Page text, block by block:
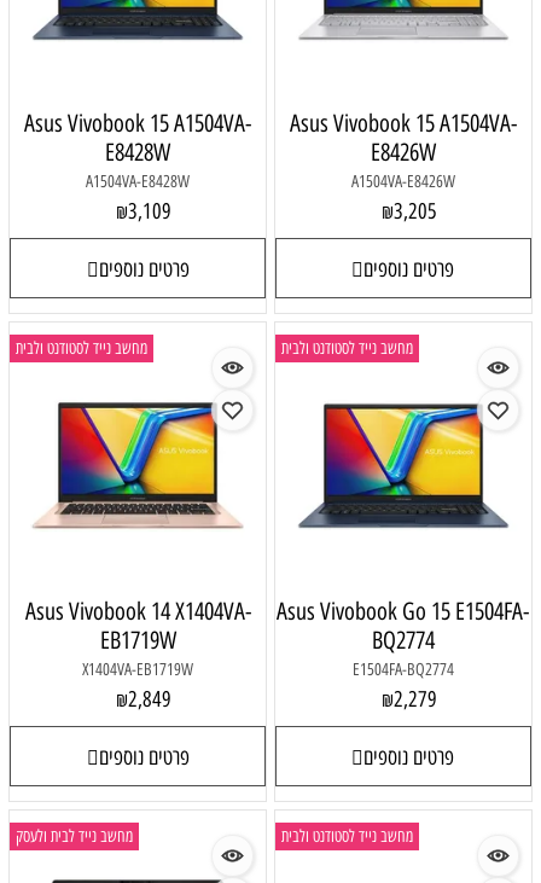
Asus Vivobook 15 A1504VA-
E8426W
A1504VA-E8426W
₪3,205
פרטים נוספים
Asus Vivobook 15 A1504VA-
E8428W
A1504VA-E8428W
₪3,109
פרטים נוספים
מחשב נייד לסטודנט ולבית
Asus Vivobook Go 15 E1504FA-
BQ2774
E1504FA-BQ2774
₪2,279
פרטים נוספים
מחשב נייד לסטודנט ולבית
Asus Vivobook 14 X1404VA-
EB1719W
X1404VA-EB1719W
₪2,849
פרטים נוספים
מחשב נייד לסטודנט ולבית מחשב נייד לבית ולעסק